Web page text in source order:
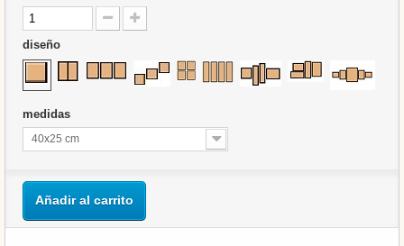
diseño
medidas
40x25 cm
Añadir al carrito